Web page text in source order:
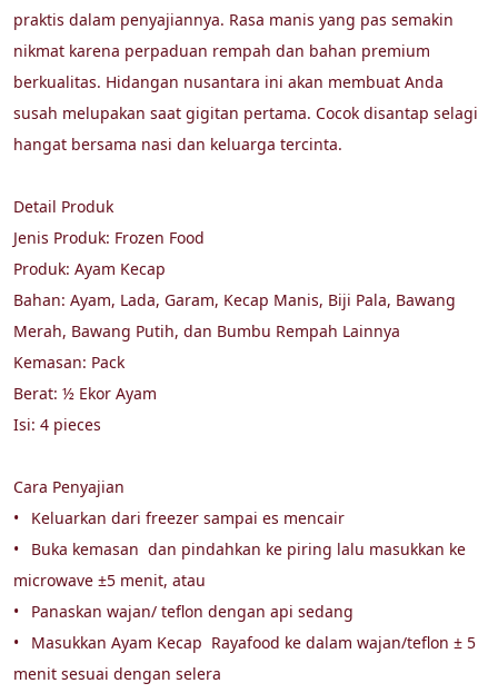
praktis dalam penyajiannya. Rasa manis yang pas semakin
nikmat karena perpaduan rempah dan bahan premium
berkualitas. Hidangan nusantara ini akan membuat Anda
susah melupakan saat gigitan pertama. Cocok disantap selagi
hangat bersama nasi dan keluarga tercinta.
Detail Produk
Jenis Produk: Frozen Food
Produk: Ayam Kecap
Bahan: Ayam, Lada, Garam, Kecap Manis, Biji Pala, Bawang
Merah, Bawang Putih, dan Bumbu Rempah Lainnya
Kemasan: Pack
Berat: ½ Ekor Ayam
Isi: 4 pieces
Cara Penyajian
•	Keluarkan dari freezer sampai es mencair
•	Buka kemasan  dan pindahkan ke piring lalu masukkan ke
microwave ±5 menit, atau
•	Panaskan wajan/ teflon dengan api sedang
•	Masukkan Ayam Kecap  Rayafood ke dalam wajan/teflon ± 5
menit sesuai dengan selera